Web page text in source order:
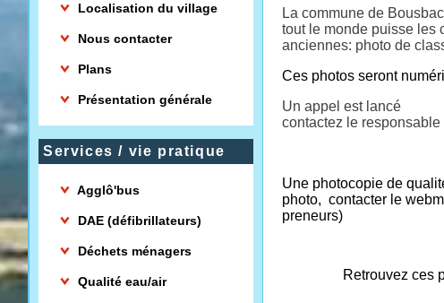
Localisation du village
Nous contacter
Plans
Présentation générale
Services / vie pratique
Agglô'bus
DAE (défibrillateurs)
Déchets ménagers
Qualité eau/air
La commune de
tout le monde puisse les
anciennes: photo de
Ces photos seront
Un appel est lancé
contactez le
Une photocopie de
photo, contacter le
preneurs)
Retrouvez ces